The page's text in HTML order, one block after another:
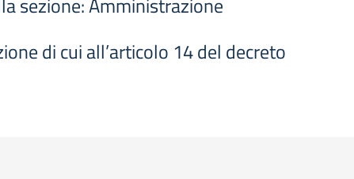
di cui all’articolo 14 del decreto